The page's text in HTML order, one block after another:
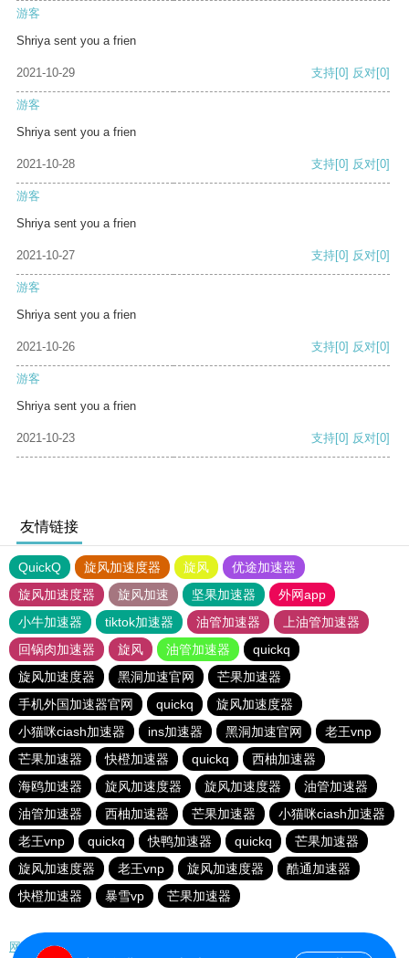
游客
Shriya sent you a frien
2021-10-29 支持[0] 反对[0]
游客
Shriya sent you a frien
2021-10-28 支持[0] 反对[0]
游客
Shriya sent you a frien
2021-10-27 支持[0] 反对[0]
游客
Shriya sent you a frien
2021-10-26 支持[0] 反对[0]
游客
Shriya sent you a frien
2021-10-23 支持[0] 反对[0]
友情链接
QuickQ 旋风加速度器 旋风
优途加速器
旋风加速度器
旋风加速 坚果加速器
外网app
小牛加速器
tiktok加速器 油管加速器
上油管加速器
回锅肉加速器
旋风 油管加速器
quickq
旋风加速度器
黑洞加速官网
芒果加速器
手机外国加速器官网
quickq
旋风加速度器
小猫咪ciash加速器
ins加速器 黑洞加速官网
老王vnp
芒果加速器
快橙加速器 quickq
西柚加速器
海鸥加速器
旋风加速度器 旋风加速度器
油管加速器
油管加速器
西柚加速器 芒果加速器
小猫咪ciash加速器
老王vnp
quickq 快鸭加速器 quickq
芒果加速器
旋风加速度器
老王vnp 旋风加速度器
酷通加速器
快橙加速器
暴雪vp 芒果加速器
网站地图